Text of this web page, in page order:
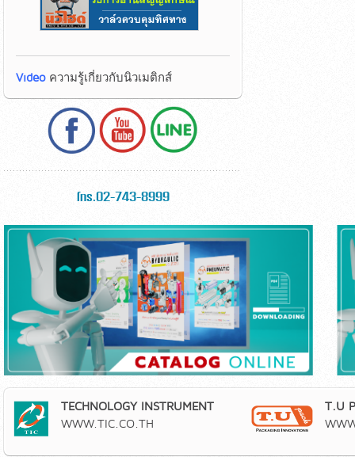
Videoความรู้เกี่ยวกับนิวเมติกส์
โทร.02-743-8999
TECHNOLOGY INSTRUMENT
WWW.TIC.CO.TH
T.U